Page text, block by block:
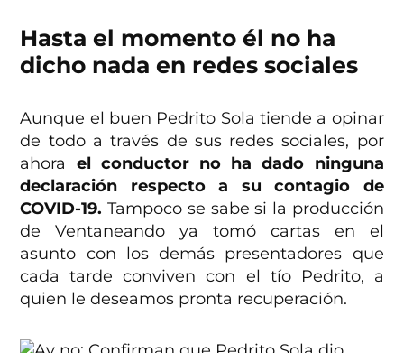
Hasta el momento él no ha
dicho nada en redes sociales
Aunque el buen Pedrito Sola tiende a opinar
de todo a través de sus redes sociales, por
ahora el conductor no ha dado ninguna
declaración respecto a su contagio de
COVID-19. Tampoco se sabe si la producción
de Ventaneando ya tomó cartas en el
asunto con los demás presentadores que
cada tarde conviven con el tío Pedrito, a
quien le deseamos pronta recuperación.